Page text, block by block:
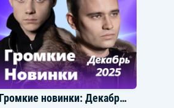
Три Дня Дождя
Громкие новинки: Декабрь 2025